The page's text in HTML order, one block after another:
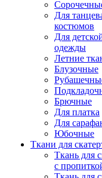
Для
костюмов
Для
одежды
Летние
Блузочные
Брючные
Для платка
Для
Юбочные
Ткани для
Ткань для
с